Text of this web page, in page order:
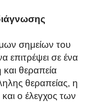
σημείων του
επιτρέψει σε ένα
θεραπεία
θεραπείας, η
ο έλεγχος των